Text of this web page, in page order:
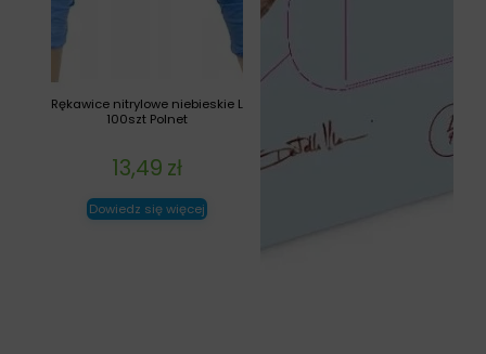
Rękawice nitrylowe niebieskie L
100szt Polnet
13,49 zł
Dowiedz się więcej